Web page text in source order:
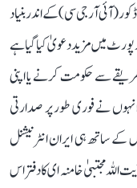
(آئی آر جی سی) کے اندر بنیاد
میں مزید دعویٰ کیا گیا ہے
سے حکومت کرنے یا اپنی
نے فوری طور پر صدارتی
ساتھ ہی ایران انٹرنیشنل
اللہ مجتبیٰ خامنہ ای کا دفتر اس